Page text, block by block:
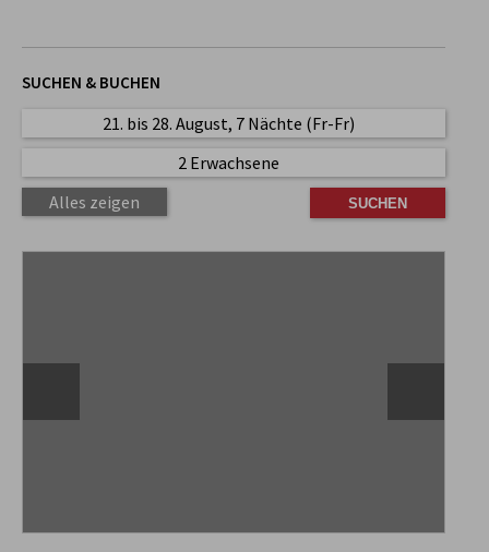
SUCHEN & BUCHEN
21. bis 28. August, 7 Nächte (Fr-Fr)
2 Erwachsene
Alles zeigen